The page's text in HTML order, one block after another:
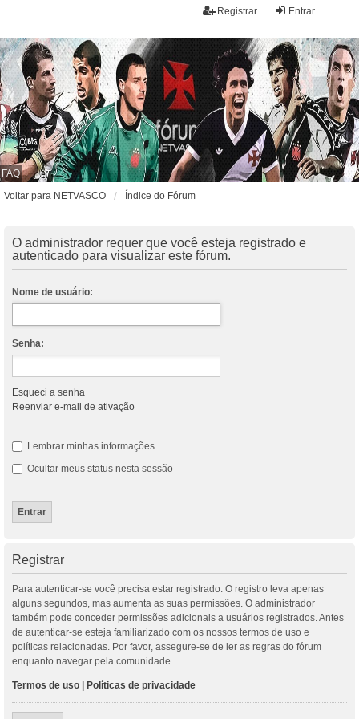
Entrar
Registrar
FAQ
Voltar para NETVASCO
Índice do Fórum
O administrador requer que você esteja registrado e
autenticado para visualizar este fórum.
Nome de usuário:
Senha:
Esqueci a senha
Reenviar e-mail de ativação
Lembrar minhas informações
Ocultar meus status nesta sessão
Registrar
Para autenticar-se você precisa estar registrado. O registro leva apenas
alguns segundos, mas aumenta as suas permissões. O administrador
também pode conceder permissões adicionais a usuários registrados. Antes
de autenticar-se esteja familiarizado com os nossos termos de uso e
políticas relacionadas. Por favor, assegure-se de ler as regras do fórum
enquanto navegar pela comunidade.
Termos de uso Políticas de privacidade